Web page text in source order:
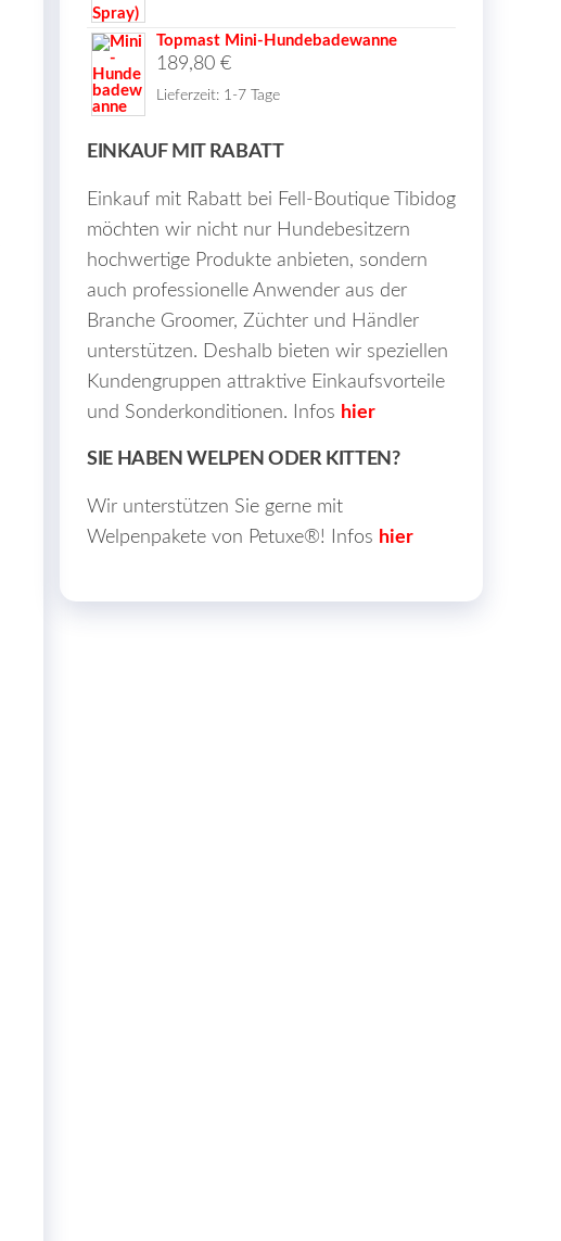
Topmast Mini-Hundebadewanne
189,80 €
Lieferzeit: 1-7 Tage
EINKAUF MIT RABATT
Einkauf mit Rabatt bei Fell-Boutique Tibidog
möchten wir nicht nur Hundebesitzern
hochwertige Produkte anbieten, sondern
auch professionelle Anwender aus der
Branche Groomer, Züchter und Händler
unterstützen. Deshalb bieten wir speziellen
Kundengruppen attraktive Einkaufsvorteile
und Sonderkonditionen. Infos hier
SIE HABEN WELPEN ODER KITTEN?
Wir unterstützen Sie gerne mit
Welpenpakete von Petuxe®! Infos hier